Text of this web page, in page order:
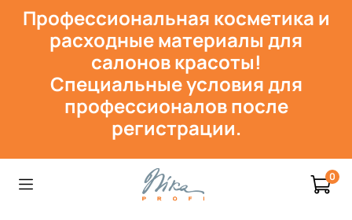
Профессиональная косметика и
расходные материалы для
салонов красоты!
Специальные условия для
профессионалов после
регистрации.
0